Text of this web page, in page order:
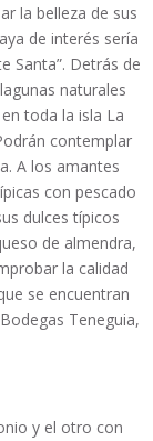
la belleza de sus
de interés sería
Santa”. Detrás de
naturales
toda la isla La
contemplar
A los amantes
con pescado
dulces típicos
de almendra,
la calidad
se encuentran
Teneguia,
y el otro con